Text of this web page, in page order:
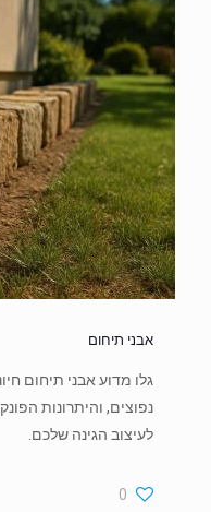
אבני תיחום
גלו מדוע אבני תיחום
נפוצים, והיתרונות
לעיצוב הגינה שלכם.
0